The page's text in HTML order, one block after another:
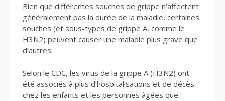
Bien que différentes souches de grippe n’affectent
généralement pas la durée de la maladie, certaines
souches (et sous-types de grippe A, comme le
H3N2) peuvent causer une maladie plus grave que
d’autres.
Selon le CDC, les virus de la grippe A (H3N2) ont
été associés à plus d’hospitalisations et de décès
chez les enfants et les personnes âgées que